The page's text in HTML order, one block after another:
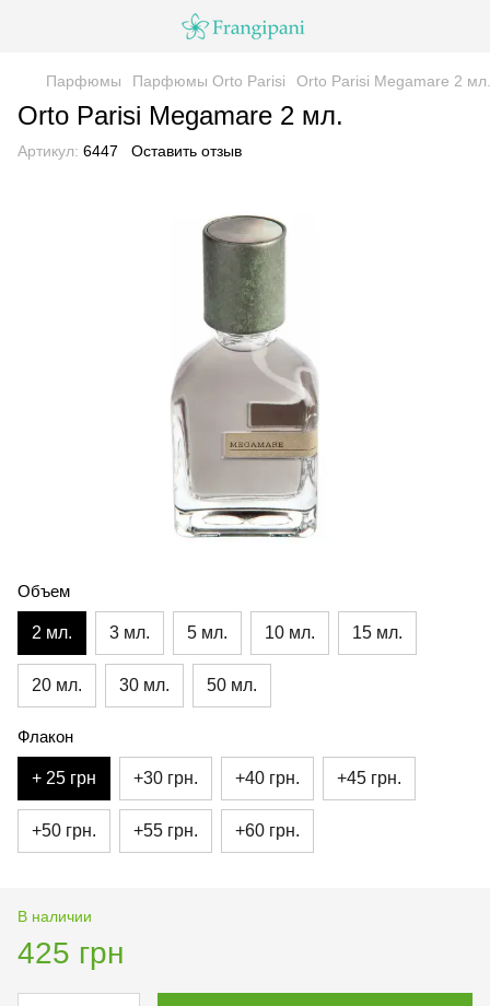
Парфюмы Парфюмы Orto Parisi Orto Parisi Megamare 2 мл.
Orto Parisi Megamare 2 мл.
Артикул: 6447 Оставить отзыв
Объем
2 мл. 3 мл. 5 мл. 10 мл. 15 мл.
20 мл. 30 мл. 50 мл.
Флакон
+ 25 грн +30 грн. +40 грн. +45 грн.
+50 грн. +55 грн. +60 грн.
В наличии
425 грн